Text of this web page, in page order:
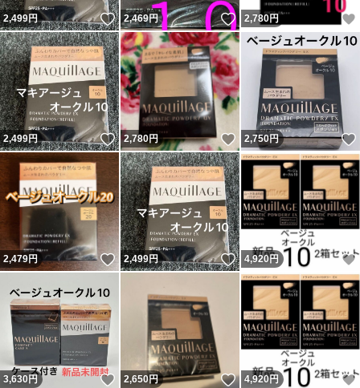
2,499円 いいね！
2,469円 いいね！
2,780円
2,499円 いいね！
2,780円 いいね！
2,750円
2,479円 いいね！
2,499円 いいね！
4,920円
3,630円 いいね！
2,650円 いいね！
4,920円